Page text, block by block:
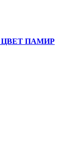
ПАМИР